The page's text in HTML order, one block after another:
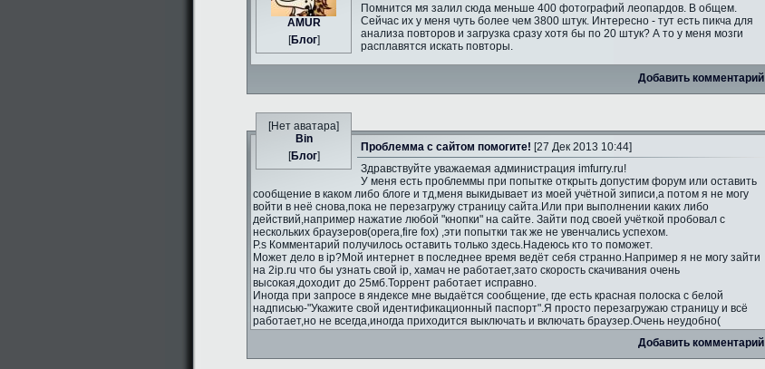
AMUR
[Блог]
Помнится мя залил сюда меньше 400 фотографий леопардов. В общем.
Сейчас их у меня чуть более чем 3800 штук. Интересно - тут есть пикча для
анализа повторов и загрузка сразу хотя бы по 20 штук? А то у меня мозги
расплавятся искать повторы.
Добавить комментарий
[Нет аватара]
Bin
[Блог]
Проблемма с сайтом помогите! [27 Дек 2013 10:44]
Здравствуйте уважаемая администрация imfurry.ru!
У меня есть проблеммы при попытке открыть допустим форум или оставить
сообщение в каком либо блоге и тд,меня выкидывает из моей учётной зиписи,а потом я не могу
войти в неё снова,пока не перезагружу страницу сайта.Или при выполнении каких либо
действий,например нажатие любой "кнопки" на сайте. Зайти под своей учёткой пробовал с
нескольких браузеров(opera,fire fox) ,эти попытки так же не увенчались успехом.
P.s Комментарий получилось оставить только здесь.Надеюсь кто то поможет.
Может дело в ip?Мой интернет в последнее время ведёт себя странно.Например я не могу зайти
на 2ip.ru что бы узнать свой ip, хамач не работает,зато скорость скачивания очень
высокая,доходит до 25мб.Торрент работает исправно.
Иногда при запросе в яндексе мне выдаётся сообщение, где есть красная полоска с белой
надписью-"Укажите свой идентификационный паспорт".Я просто перезагружаю страницу и всё
работает,но не всегда,иногда приходится выключать и включать браузер.Очень неудобно(
Добавить комментарий